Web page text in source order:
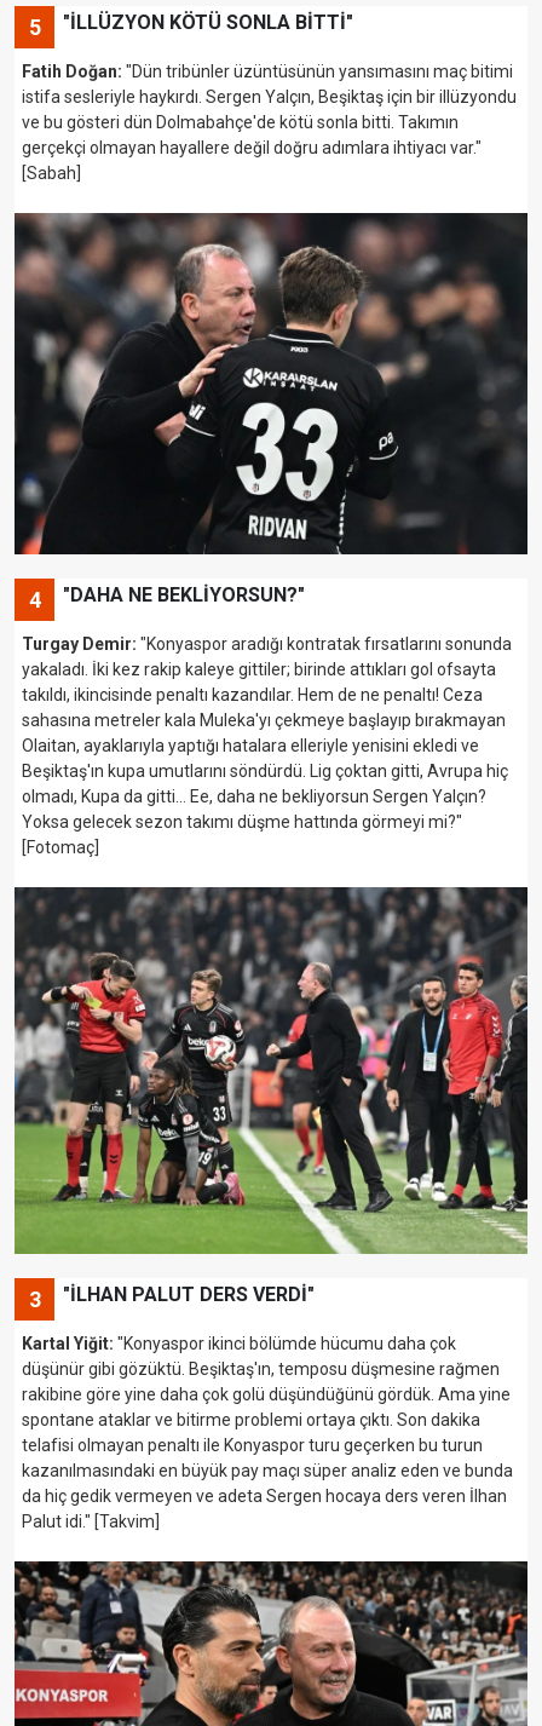
5 "İLLÜZYON KÖTÜ SONLA BİTTİ"
Fatih Doğan: "Dün tribünler üzüntüsünün yansımasını maç bitimi
istifa sesleriyle haykırdı. Sergen Yalçın, Beşiktaş için bir illüzyondu
ve bu gösteri dün Dolmabahçe'de kötü sonla bitti. Takımın
gerçekçi olmayan hayallere değil doğru adımlara ihtiyacı var."
[Sabah]
4 "DAHA NE BEKLİYORSUN?"
Turgay Demir: "Konyaspor aradığı kontratak fırsatlarını sonunda
yakaladı. İki kez rakip kaleye gittiler; birinde attıkları gol ofsayta
takıldı, ikincisinde penaltı kazandılar. Hem de ne penaltı! Ceza
sahasına metreler kala Muleka'yı çekmeye başlayıp bırakmayan
Olaitan, ayaklarıyla yaptığı hatalara elleriyle yenisini ekledi ve
Beşiktaş'ın kupa umutlarını söndürdü. Lig çoktan gitti, Avrupa hiç
olmadı, Kupa da gitti... Ee, daha ne bekliyorsun Sergen Yalçın?
Yoksa gelecek sezon takımı düşme hattında görmeyi mi?"
[Fotomaç]
3 "İLHAN PALUT DERS VERDİ"
Kartal Yiğit: "Konyaspor ikinci bölümde hücumu daha çok
düşünür gibi gözüktü. Beşiktaş'ın, temposu düşmesine rağmen
rakibine göre yine daha çok golü düşündüğünü gördük. Ama yine
spontane ataklar ve bitirme problemi ortaya çıktı. Son dakika
telafisi olmayan penaltı ile Konyaspor turu geçerken bu turun
kazanılmasındaki en büyük pay maçı süper analiz eden ve bunda
da hiç gedik vermeyen ve adeta Sergen hocaya ders veren İlhan
Palut idi." [Takvim]